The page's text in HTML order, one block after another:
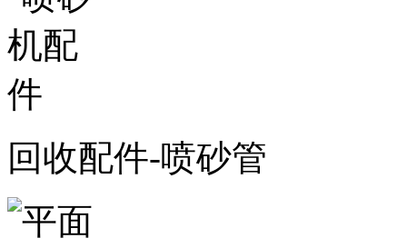
回收配件-喷砂管